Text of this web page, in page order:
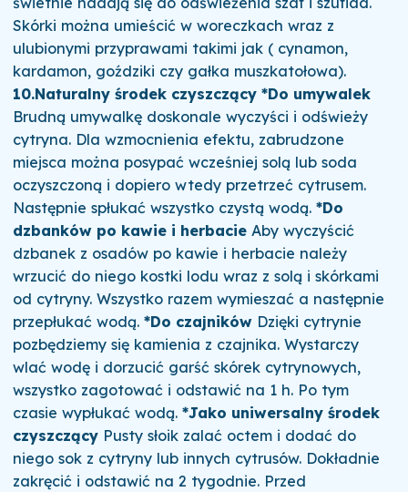
Skórki można umieścić w woreczkach wraz z
ulubionymi przyprawami takimi jak ( cynamon,
kardamon, goździki czy gałka muszkatołowa).
10.Naturalny środek czyszczący *Do umywalek
Brudną umywalkę doskonale wyczyści i odświeży
cytryna. Dla wzmocnienia efektu, zabrudzone
miejsca można posypać wcześniej solą lub soda
oczyszczoną i dopiero wtedy przetrzeć cytrusem.
Następnie spłukać wszystko czystą wodą. *Do
dzbanków po kawie i herbacieAby wyczyścić
dzbanek z osadów po kawie i herbacie należy
wrzucić do niego kostki lodu wraz z solą i skórkami
od cytryny. Wszystko razem wymieszać a następnie
przepłukać wodą. *Do czajnikówDzięki cytrynie
pozbędziemy się kamienia z czajnika. Wystarczy
wlać wodę i dorzucić garść skórek cytrynowych,
wszystko zagotować i odstawić na 1 h. Po tym
czasie wypłukać wodą. *Jako uniwersalny środek
czyszczącyPusty słoik zalać octem i dodać do
niego sok z cytryny lub innych cytrusów. Dokładnie
zakręcić i odstawić na 2 tygodnie. Przed